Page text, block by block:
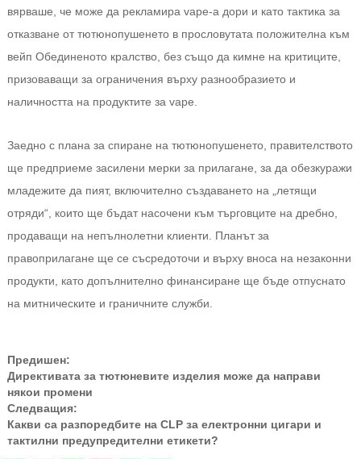
вярваше, че може да рекламира vape-а дори и като тактика за
отказване от тютюнопушенето в прословутата положителна към
вейп Обединеното кралство, без също да кимне на критиците,
призоваващи за ограничения върху разнообразието и
наличността на продуктите за vape.
Заедно с плана за спиране на тютюнопушенето, правителството
ще предприеме засилени мерки за прилагане, за да обезкуражи
младежите да пият, включително създаването на „летящи
отряди“, които ще бъдат насочени към търговците на дребно,
продаващи на непълнолетни клиенти. Планът за
правоприлагане ще се съсредоточи и върху вноса на незаконни
продукти, като допълнително финансиране ще бъде отпуснато
на митническите и граничните служби.
Предишен:
Директивата за тютюневите изделия може да направи
някои промени
Следващия:
Какви са разпоредбите на CLP за електронни цигари и
тактилни предупредителни етикети?